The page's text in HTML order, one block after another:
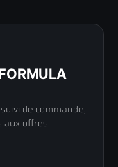
de commande,
aux offres